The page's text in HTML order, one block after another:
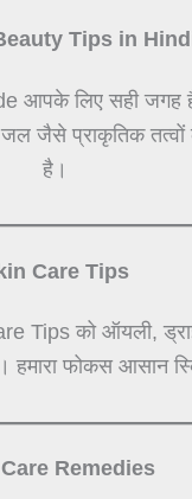
Tips in
आपके लिए सही
जैसे प्राकृतिक
है।
Care Tips
Tips को ऑयली,
फोकस आसान
Remedies